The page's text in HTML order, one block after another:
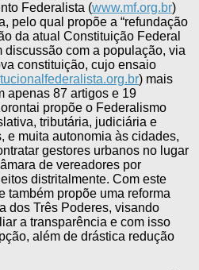
Federalista (www.mf.org.br)
pelo qual propõe a “refundação
da atual Constituição Federal
discussão com a população, via
constituição, cujo ensaio
) mais
apenas 87 artigos e 19
propõe o Federalismo
tributária, judiciária e
e muita autonomia às cidades,
gestores urbanos no lugar
de vereadores por
distritalmente. Com este
também propõe uma reforma
dos Três Poderes, visando
a transparência e com isso
além de drástica redução